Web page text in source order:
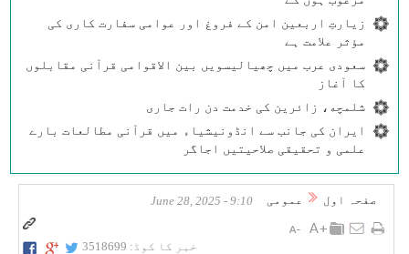
زیارتِ اربعین امن کے فروغ اور عوامی سفارت کاری کی
مؤثر علامت ہے
سعودی عرب میں چھیالیسویں بین الاقوامی قرآنی مقابلوں
کا آغاز
شلمچه، زائرین کی خدمت دن رات جاری
ایران کی جانب سے انڈونیشیاء میں قرآنی مطالعات بارے
علمی و تحقیقی صلاحیتیں اجاگر
صفحہ اول عمومی 9:10 - June 28, 2025
خبر کا کوڈ: 3518699